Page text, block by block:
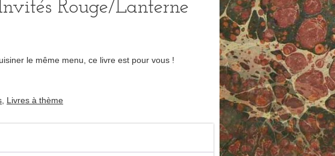
Rouge/Lanterne
le même menu, ce livre est pour vous !
Livres à thème